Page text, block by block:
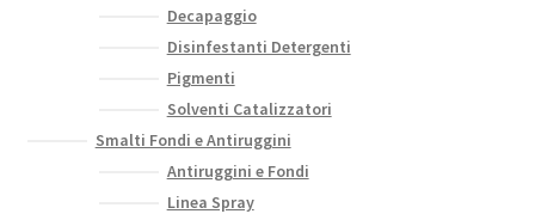
Decapaggio
Disinfestanti Detergenti
Pigmenti
Solventi Catalizzatori
Smalti Fondi e Antiruggini
Antiruggini e Fondi
Linea Spray